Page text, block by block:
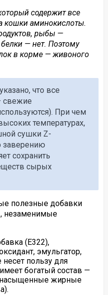
содержит все
кошки аминокислоты.
рыбы —
— нет. Поэтому
в корме — живоного
что все
свежие
При чем
температурах,
сушки Z-
заверению
сохранить
сырых
полезные добавки
незаменимые
(Е322),
эмульгатор,
несет пользу для
богатый состав —
жирные